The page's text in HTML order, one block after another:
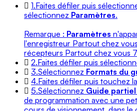
1.Faites défiler puis
sélectionnez Paramètres.
Remarque : Paramètres
l'enregistreur Partout chez
récepteurs Partout chez vous
2.Faites défiler puis
3.Sélectionnez Formats du
4.Faites défiler puis touchez
5.Sélectionnez Guide partiel
de programmation avec une